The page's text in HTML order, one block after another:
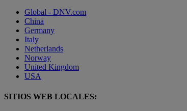
Global - DNV.com
China
Germany
Italy
Netherlands
Norway
United Kingdom
USA
SITIOS WEB LOCALES: